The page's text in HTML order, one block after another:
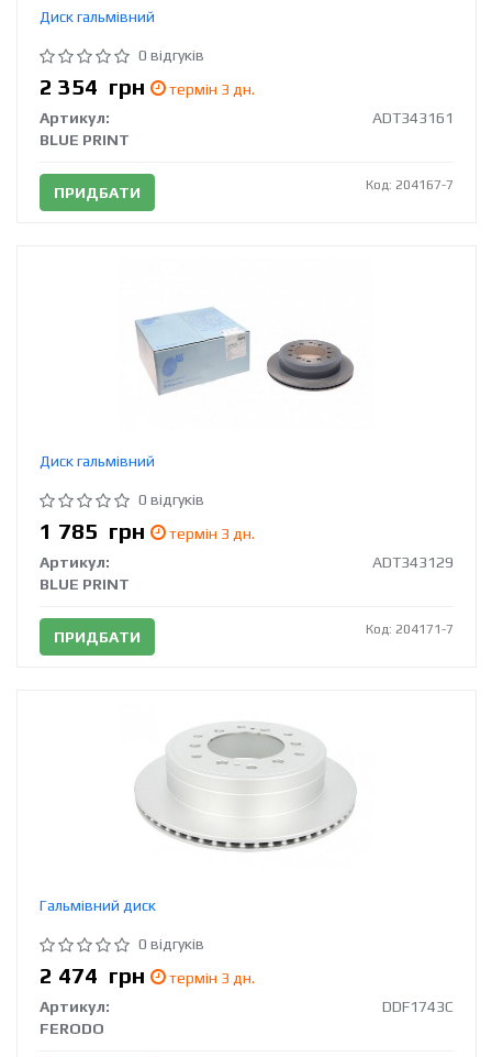
Диск гальмівний
0 відгуків
2 354 грн
термін 3 дн.
Артикул:
ADT343161
BLUE PRINT
ПРИДБАТИ Код: 204167-7
Диск гальмівний
0 відгуків
1 785 грн
термін 3 дн.
Артикул:
ADT343129
BLUE PRINT
ПРИДБАТИ Код: 204171-7
Гальмівний диск
0 відгуків
2 474 грн
термін 3 дн.
Артикул:
DDF1743C
FERODO